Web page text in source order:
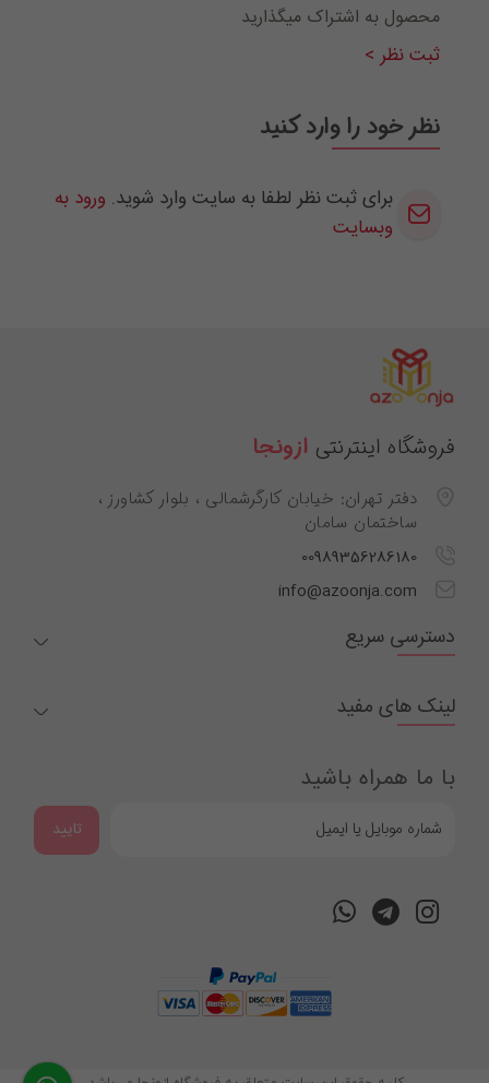
محصول به اشتراک میگذارید
ثبت نظر >
نظر خود را وارد کنید
برای ثبت نظر لطفا به سایت وارد شوید. ورود به
وبسایت
فروشگاه اینترنتی ازونجا
دفتر تهران: خیابان کارگرشمالی ، بلوار کشاورز ،
ساختمان سامان
00989356286180
info@azoonja.com
دسترسی سریع
لینک های مفید
با ما همراه باشید
تایید